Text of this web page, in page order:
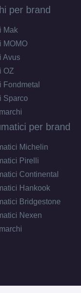
per brand
Mak
MOMO
Avus
OZ
Fondmetal
Sparco
per brand
Michelin
Pirelli
Continental
Hankook
Bridgestone
Nexen